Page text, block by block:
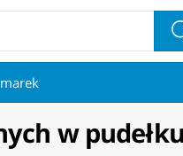
w pudełku